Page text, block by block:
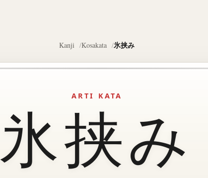
Kanji Kosakata 氷挟み
ARTI KATA
氷挟み